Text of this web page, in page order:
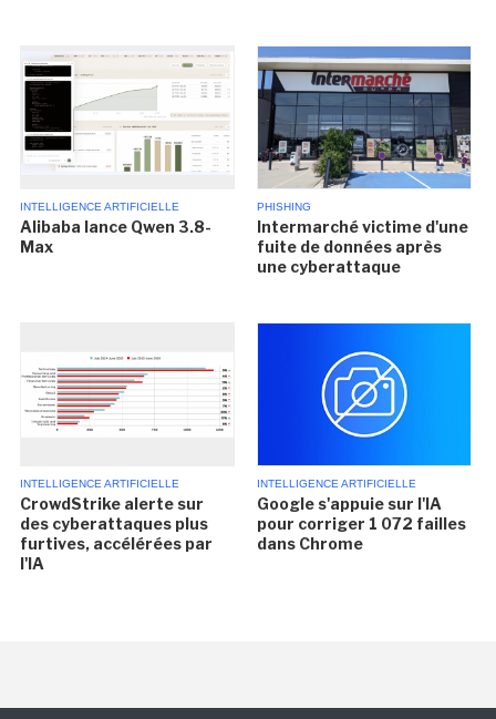
INTELLIGENCE ARTIFICIELLE
Alibaba lance Qwen 3.8-
Max
PHISHING
Intermarché victime d'une
fuite de données après
une cyberattaque
INTELLIGENCE ARTIFICIELLE
CrowdStrike alerte sur
des cyberattaques plus
furtives, accélérées par
l'IA
INTELLIGENCE ARTIFICIELLE
Google s'appuie sur l'IA
pour corriger 1 072 failles
dans Chrome